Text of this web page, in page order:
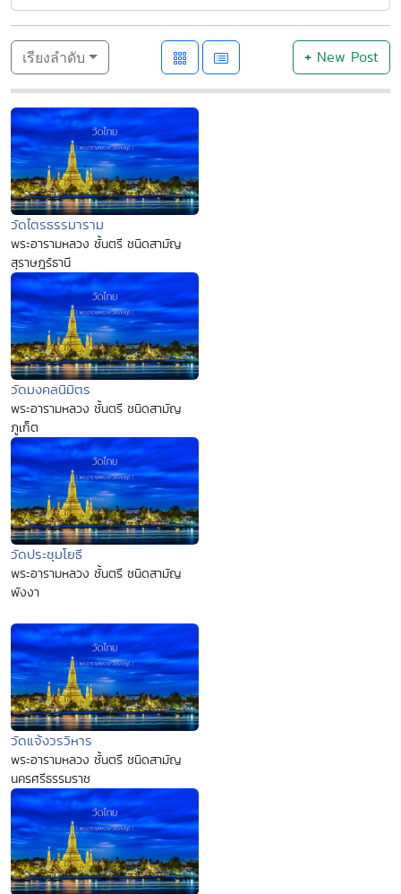
เรียงลำดับ +New Post
วัดไตรธรรมาราม
พระอารามหลวง ชั้นตรี ชนิดสามัญ
สุราษฎร์ธานี
วัดมงคลนิมิตร
พระอารามหลวง ชั้นตรี ชนิดสามัญ
ภูเก็ต
วัดประชุมโยธี
พระอารามหลวง ชั้นตรี ชนิดสามัญ
พังงา
วัดแจ้งวรวิหาร
พระอารามหลวง ชั้นตรี ชนิดสามัญ
นครศรีธรรมราช